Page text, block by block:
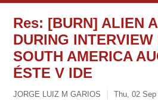
Res: [BURN] ALIEN
DURING
SOUTH AMERICA
ÉSTE V IDE
JORGE LUIZ M GARIOS Thu, 02